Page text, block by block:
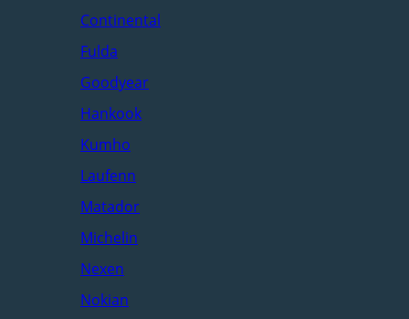
Continental
Fulda
Goodyear
Hankook
Kumho
Laufenn
Matador
Michelin
Nexen
Nokian